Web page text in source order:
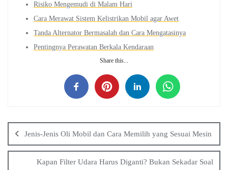
Risiko Mengemudi di Malam Hari
Cara Merawat Sistem Kelistrikan Mobil agar Awet
Tanda Alternator Bermasalah dan Cara Mengatasinya
Pentingnya Perawatan Berkala Kendaraan
Share this...
Jenis-Jenis Oli Mobil dan Cara Memilih yang Sesuai Mesin
Kapan Filter Udara Harus Diganti? Bukan Sekadar Soal